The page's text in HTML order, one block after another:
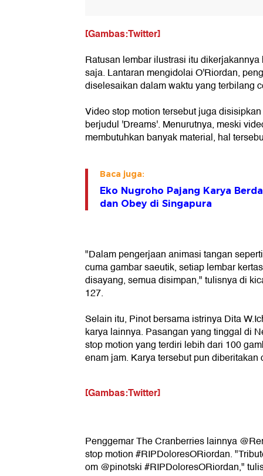
[Gambas:Twitter]
Ratusan lembar ilustrasi itu
saja. Lantaran mengidolai O'Riordan,
diselesaikan dalam waktu yang terbilang
Video stop motion tersebut juga
berjudul 'Dreams'. Menurutnya, meski
membutuhkan banyak material, hal
Baca juga:
Eko Nugroho Pajang Karya
dan Obey di Singapura
"Dalam pengerjaan animasi tangan
cuma gambar saeutik, setiap lembar
disayang, semua disimpan," tulisnya di
127.
Selain itu, Pinot bersama istrinya Dita
karya lainnya. Pasangan yang tinggal di
stop motion yang terdiri lebih dari 100
enam jam. Karya tersebut pun diberitakan
[Gambas:Twitter]
Penggemar The Cranberries lainnya
stop motion #RIPDoloresORiordan.
om @pinotski #RIPDoloresORiordan,"